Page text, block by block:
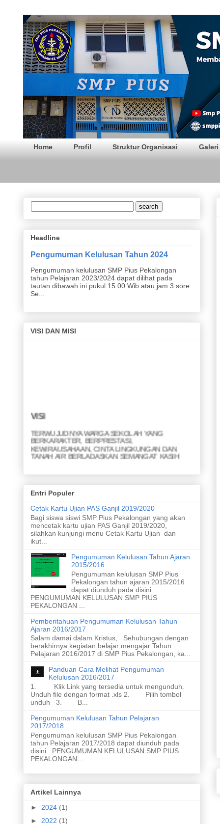
SMP PIUS
Home Profil Struktur Organisasi Galeri
Headline
Pengumuman Kelulusan Tahun 2024
Pengumuman kelulusan SMP Pius Pekalongan
tahun Pelajaran 2023/2024 dapat dilihat pada
tautan dibawah ini pukul 15.00 Wib atau jam 3 sore.
Se...
VISI DAN MISI
VISI
BERKARAKTER, BERPRESTASI,
KEWIRAUSAHAAN, CINTA LINGKUNGAN DAN
TANAH AIR BERLADASKAN SEMANGAT KASIH
1. Menjunjung yang lemah
2. Menyapa yang kuat
3. Membina persahabatan
4. Meraih prestasi akademik
5. Meraih prestasi nonakademik
6. Menghasilkan karya ramah lingkungan
7. Menghasilkan karya yang inovatif dari limbah
8. Merawat taman dan kebun
10. Melaksanakan upacara bendera
11. Menyanyikan lagu nasional dengan sikap yang
baik
Entri Populer
Cetak Kartu Ujian PAS Ganjil 2019/2020
Bagi siswa siswi SMP Pius Pekalongan yang akan
mencetak kartu ujian PAS Ganjil 2019/2020,
silahkan kunjungi menu Cetak Kartu Ujian dan
ikut...
Pengumuman Kelulusan Tahun Ajaran
2015/2016
Pengumuman kelulusan SMP Pius
Pekalongan tahun ajaran 2015/2016
dapat diunduh pada disini.
PENGUMUMAN KELULUSAN SMP PIUS
PEKALONGAN ...
Pemberitahuan Pengumuman Kelulusan Tahun
Ajaran 2016/2017
Salam damai dalam Kristus, Sehubungan dengan
berakhirnya kegiatan belajar mengajar Tahun
Pelajaran 2016/2017 di SMP Pius Pekalongan, ka...
Panduan Cara Melihat Pengumuman
Kelulusan 2016/2017
1. Klik Link yang tersedia untuk mengunduh.
Unduh file dengan format .xls 2. Pilih tombol
unduh 3. B...
Pengumuman Kelulusan Tahun Pelajaran
2017/2018
Pengumuman kelulusan SMP Pius Pekalongan
tahun Pelajaran 2017/2018 dapat diunduh pada
disini . PENGUMUMAN KELULUSAN SMP PIUS
PEKALONGAN...
Artikel Lainnya
►2024 (1)
► 2022 (1)